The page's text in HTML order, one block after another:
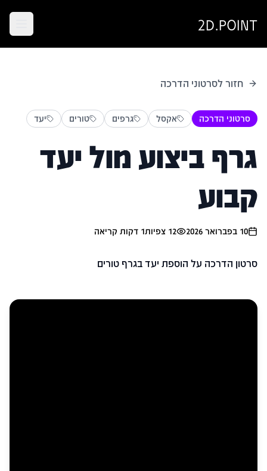
2D.POINT
חזור לסרטוני הדרכה
סרטוני הדרכה אקסל גרפים טורים יעד
גרף ביצוע מול יעד
קבוע
10 בפברואר 2026 12 צפיות1 דקות קריאה
סרטון הדרכה על הוספת יעד בגרף טורים